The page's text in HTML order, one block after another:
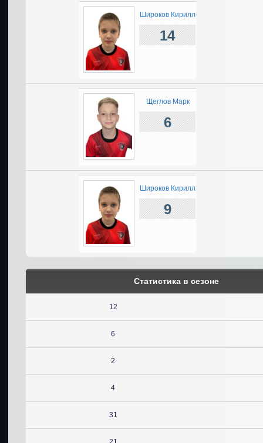
Широков Кирилл
14
Щеглов Марк
6
Широков Кирилл
9
Статистика в сезоне
12
6
2
4
31